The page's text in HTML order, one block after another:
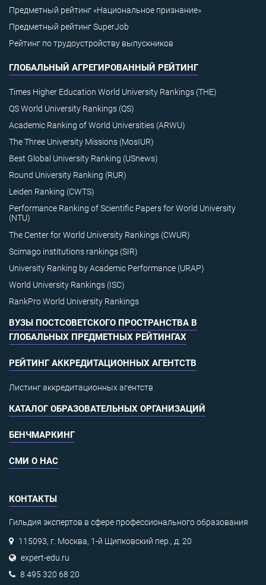
Предметный рейтинг «Национальное признание»
Предметный рейтинг SuperJob
Рейтинг по трудоустройству выпускников
ГЛОБАЛЬНЫЙ АГРЕГИРОВАННЫЙ РЕЙТИНГ
Times Higher Education World University Rankings (THE)
QS World University Rankings (QS)
Academic Ranking of World Universities (ARWU)
The Three University Missions (MosIUR)
Best Global University Ranking (USnews)
Round University Ranking (RUR)
Leiden Ranking (CWTS)
Performance Ranking of Scientific Papers for World University
(NTU)
The Center for World University Rankings (CWUR)
Scimago institutions rankings (SIR)
University Ranking by Academic Performance (URAP)
World University Rankings (ISC)
RankPro World University Rankings
ВУЗЫ ПОСТСОВЕТСКОГО ПРОСТРАНСТВА В
ГЛОБАЛЬНЫХ ПРЕДМЕТНЫХ РЕЙТИНГАХ
РЕЙТИНГ АККРЕДИТАЦИОННЫХ АГЕНТСТВ
Листинг аккредитационных агентств
КАТАЛОГ ОБРАЗОВАТЕЛЬНЫХ ОРГАНИЗАЦИЙ
БЕНЧМАРКИНГ
СМИ О НАС
КОНТАКТЫ
Гильдия экспертов в сфере профессионального образования
115093, г. Москва, 1-й Щипковский пер., д. 20
expert-edu.ru
8 495 320 68 20